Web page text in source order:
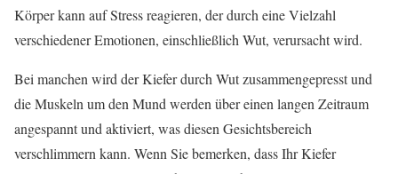
Körper kann auf Stress reagieren, der durch eine Vielzahl
verschiedener Emotionen, einschließlich Wut, verursacht wird.
Bei manchen wird der Kiefer durch Wut zusammengepresst und
die Muskeln um den Mund werden über einen langen Zeitraum
angespannt und aktiviert, was diesen Gesichtsbereich
verschlimmern kann. Wenn Sie bemerken, dass Ihr Kiefer